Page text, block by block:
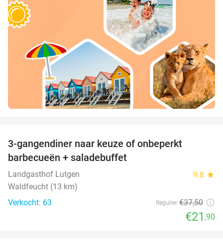
3-gangendiner naar keuze of onbeperkt
barbecueën + saladebuffet
Landgasthof Lutgen 9.8 star
Waldfeucht (13 km)
Verkocht: 63
Regulier €37,50
€21 ,90